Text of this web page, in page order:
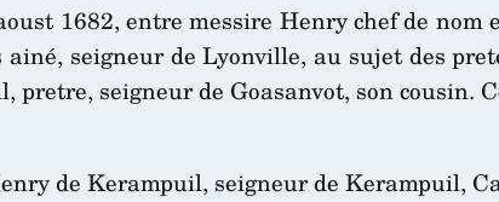
1682, entre messire Henry chef de
seigneur de Lyonville, au sujet des
pretre, seigneur de Goasanvot, son cousin.
de Kerampuil, seigneur de Kerampuil,